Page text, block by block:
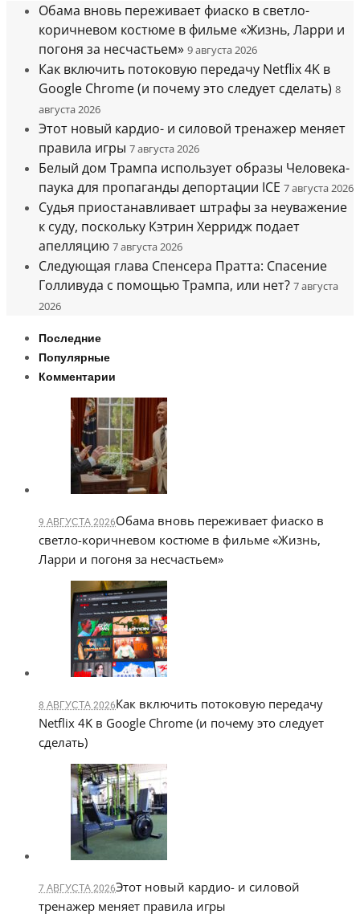
Обама вновь переживает фиаско в светло-
коричневом костюме в фильме «Жизнь, Ларри и
погоня за несчастьем» 9 августа 2026
Как включить потоковую передачу Netflix 4K в
Google Chrome (и почему это следует сделать) 8
августа 2026
Этот новый кардио- и силовой тренажер меняет
правила игры 7 августа 2026
Белый дом Трампа использует образы Человека-
паука для пропаганды депортации ICE 7 августа 2026
Судья приостанавливает штрафы за неуважение
к суду, поскольку Кэтрин Херридж подает
апелляцию 7 августа 2026
Следующая глава Спенсера Пратта: Спасение
Голливуда с помощью Трампа, или нет? 7 августа
2026
Последние
Популярные
Комментарии
9 АВГУСТА 2026Обама вновь переживает фиаско в
светло-коричневом костюме в фильме «Жизнь,
Ларри и погоня за несчастьем»
8 АВГУСТА 2026Как включить потоковую передачу
Netflix 4K в Google Chrome (и почему это следует
сделать)
7 АВГУСТА 2026Этот новый кардио- и силовой
тренажер меняет правила игры